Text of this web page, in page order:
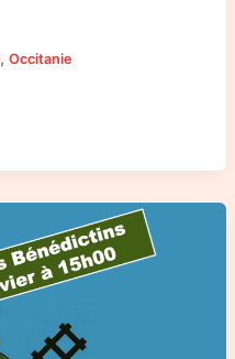
, Occitanie